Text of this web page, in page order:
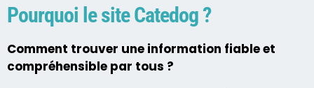
Pourquoi le site Catedog ?
Comment trouver une information fiable et
compréhensible par tous ?